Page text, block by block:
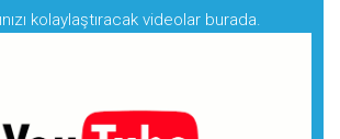
kolaylaştıracak videolar burada.